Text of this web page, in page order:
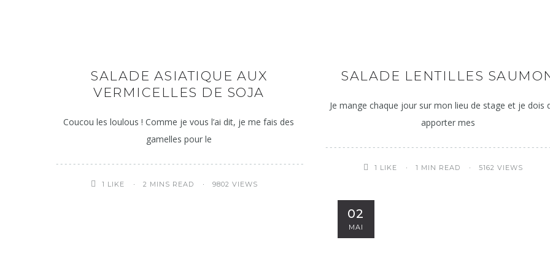
SALADE ASIATIQUE AUX
VERMICELLES DE SOJA
Coucou les loulous ! Comme je vous l’ai dit, je me fais des
gamelles pour le
1 LIKE 2 MINS READ 9802 VIEWS
SALADE LENTILLES
Je mange chaque jour sur mon lieu de stage et je dois
apporter mes
1 LIKE 1 MIN READ 5162 VIEWS
02
MAI